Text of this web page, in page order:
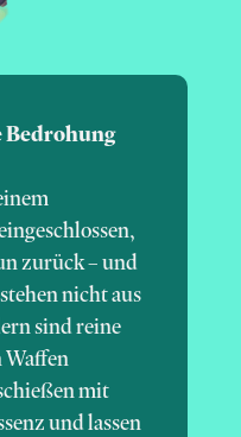
Bedrohung
zurück – und
nicht aus
sind reine
mit
und lassen